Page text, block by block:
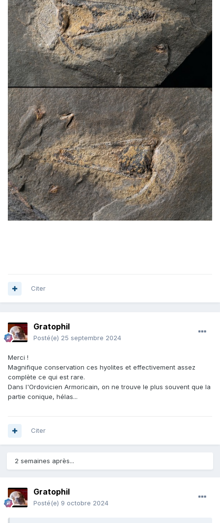
Citer
Gratophil
Posté(e) 25 septembre 2024
Merci !
Magnifique conservation ces hyolites et effectivement assez
complète ce qui est rare.
Dans l'Ordovicien Armoricain, on ne trouve le plus souvent que la
partie conique, hélas...
Citer
2 semaines après...
Gratophil
Posté(e) 9 octobre 2024